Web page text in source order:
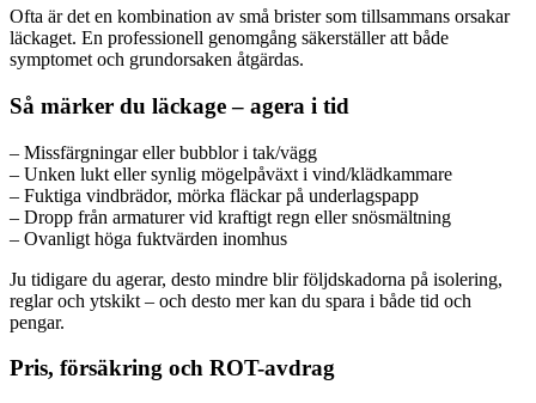
Ofta är det en kombination av små brister som tillsammans orsakar
läckaget. En professionell genomgång säkerställer att både
symptomet och grundorsaken åtgärdas.
Så märker du läckage – agera i tid
– Missfärgningar eller bubblor i tak/vägg
– Unken lukt eller synlig mögelpåväxt i vind/klädkammare
– Fuktiga vindbrädor, mörka fläckar på underlagspapp
– Dropp från armaturer vid kraftigt regn eller snösmältning
– Ovanligt höga fuktvärden inomhus
Ju tidigare du agerar, desto mindre blir följdskadorna på isolering,
reglar och ytskikt – och desto mer kan du spara i både tid och
pengar.
Pris, försäkring och ROT-avdrag